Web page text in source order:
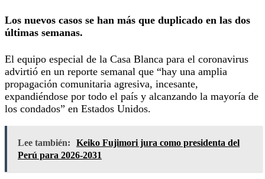
Los nuevos casos se han más que duplicado en las dos
últimas semanas.
El equipo especial de la Casa Blanca para el coronavirus
advirtió en un reporte semanal que “hay una amplia
propagación comunitaria agresiva, incesante,
expandiéndose por todo el país y alcanzando la mayoría de
los condados” en Estados Unidos.
Lee también:
Keiko Fujimori jura como presidenta del
Perú para 2026-2031